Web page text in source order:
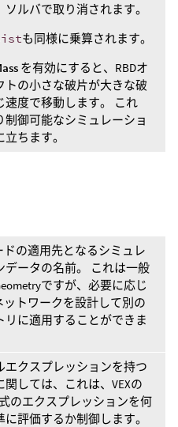
ソルバで取り消されます。
も同様に乗算されます。
を有効にすると、RBDオ
トの小さな破片が大きな破
速度で移動します。 これ
制御可能なシミュレーショ
ちます。
ドの適用先となるシミュレ
データの名前。 これは一般
ですが、必要に応じ
ットワークを設計して別の
リに適用することができま
エクスプレッションを持つ
関しては、これは、VEXの
のエクスプレッションを何
に評価するか制御します。